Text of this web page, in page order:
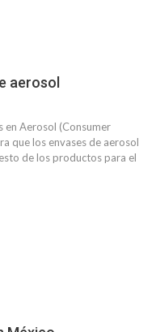
aerosol
en Aerosol (Consumer
que los envases de aerosol
de los productos para el